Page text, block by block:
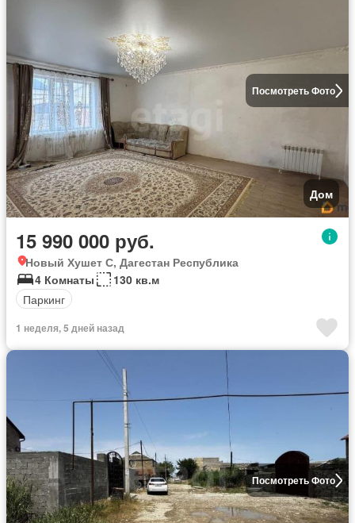
Посмотреть Фото
Дом
15 990 000 руб.
Новый Хушет С, Дагестан Республика
4 Комнаты
130 кв.м
Паркинг
1 неделя, 5 дней назад
Посмотреть Фото